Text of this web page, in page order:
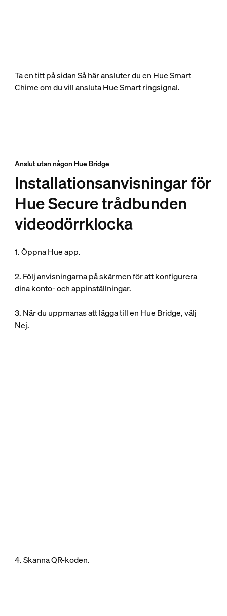
Ta en titt på sidan Så här ansluter du en Hue Smart
Chime om du vill ansluta Hue Smart ringsignal.
Anslut utan någon Hue Bridge
Installationsanvisningar för
Hue Secure trådbunden
videodörrklocka
1. Öppna Hue app.
2. Följ anvisningarna på skärmen för att konfigurera
dina konto- och appinställningar.
3. När du uppmanas att lägga till en Hue Bridge, välj
Nej.
4. Skanna QR-koden.